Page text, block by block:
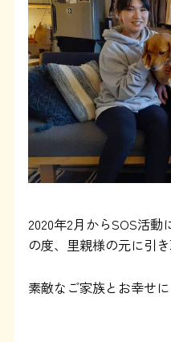
協賛
2020年2月からSOS活
の度、里親様の元に引き
素敵なご家族とお幸せに